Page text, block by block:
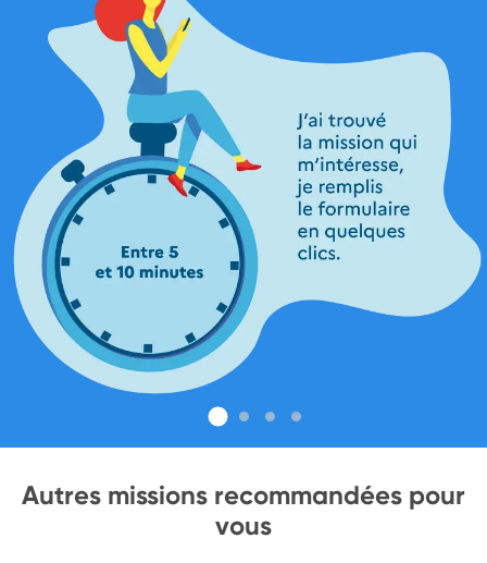
Autres missions recommandées pour
vous